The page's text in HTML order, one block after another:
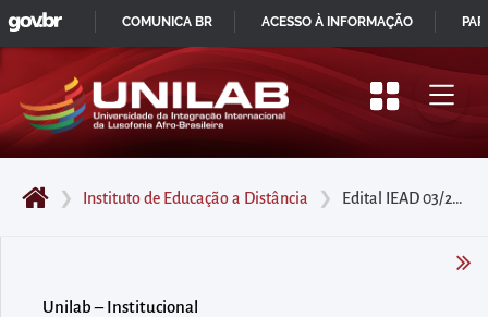
Pular
para
início
do
principal
Acessar
❯ Instituto de Educação a Distância ❯ Edital IEAD 03/2017
Unilab – Institucional
IR
PARA
CONTEÚDO
GOVBR
COMUNICA BR ACESSO À INFORMAÇÃO